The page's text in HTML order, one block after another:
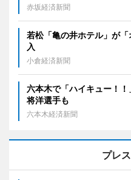
赤坂経済新聞
若松「亀の井ホテル」が
入
小倉経済新聞
六本木で「ハイキュー！
将洋選手も
六本木経済新聞
プレ